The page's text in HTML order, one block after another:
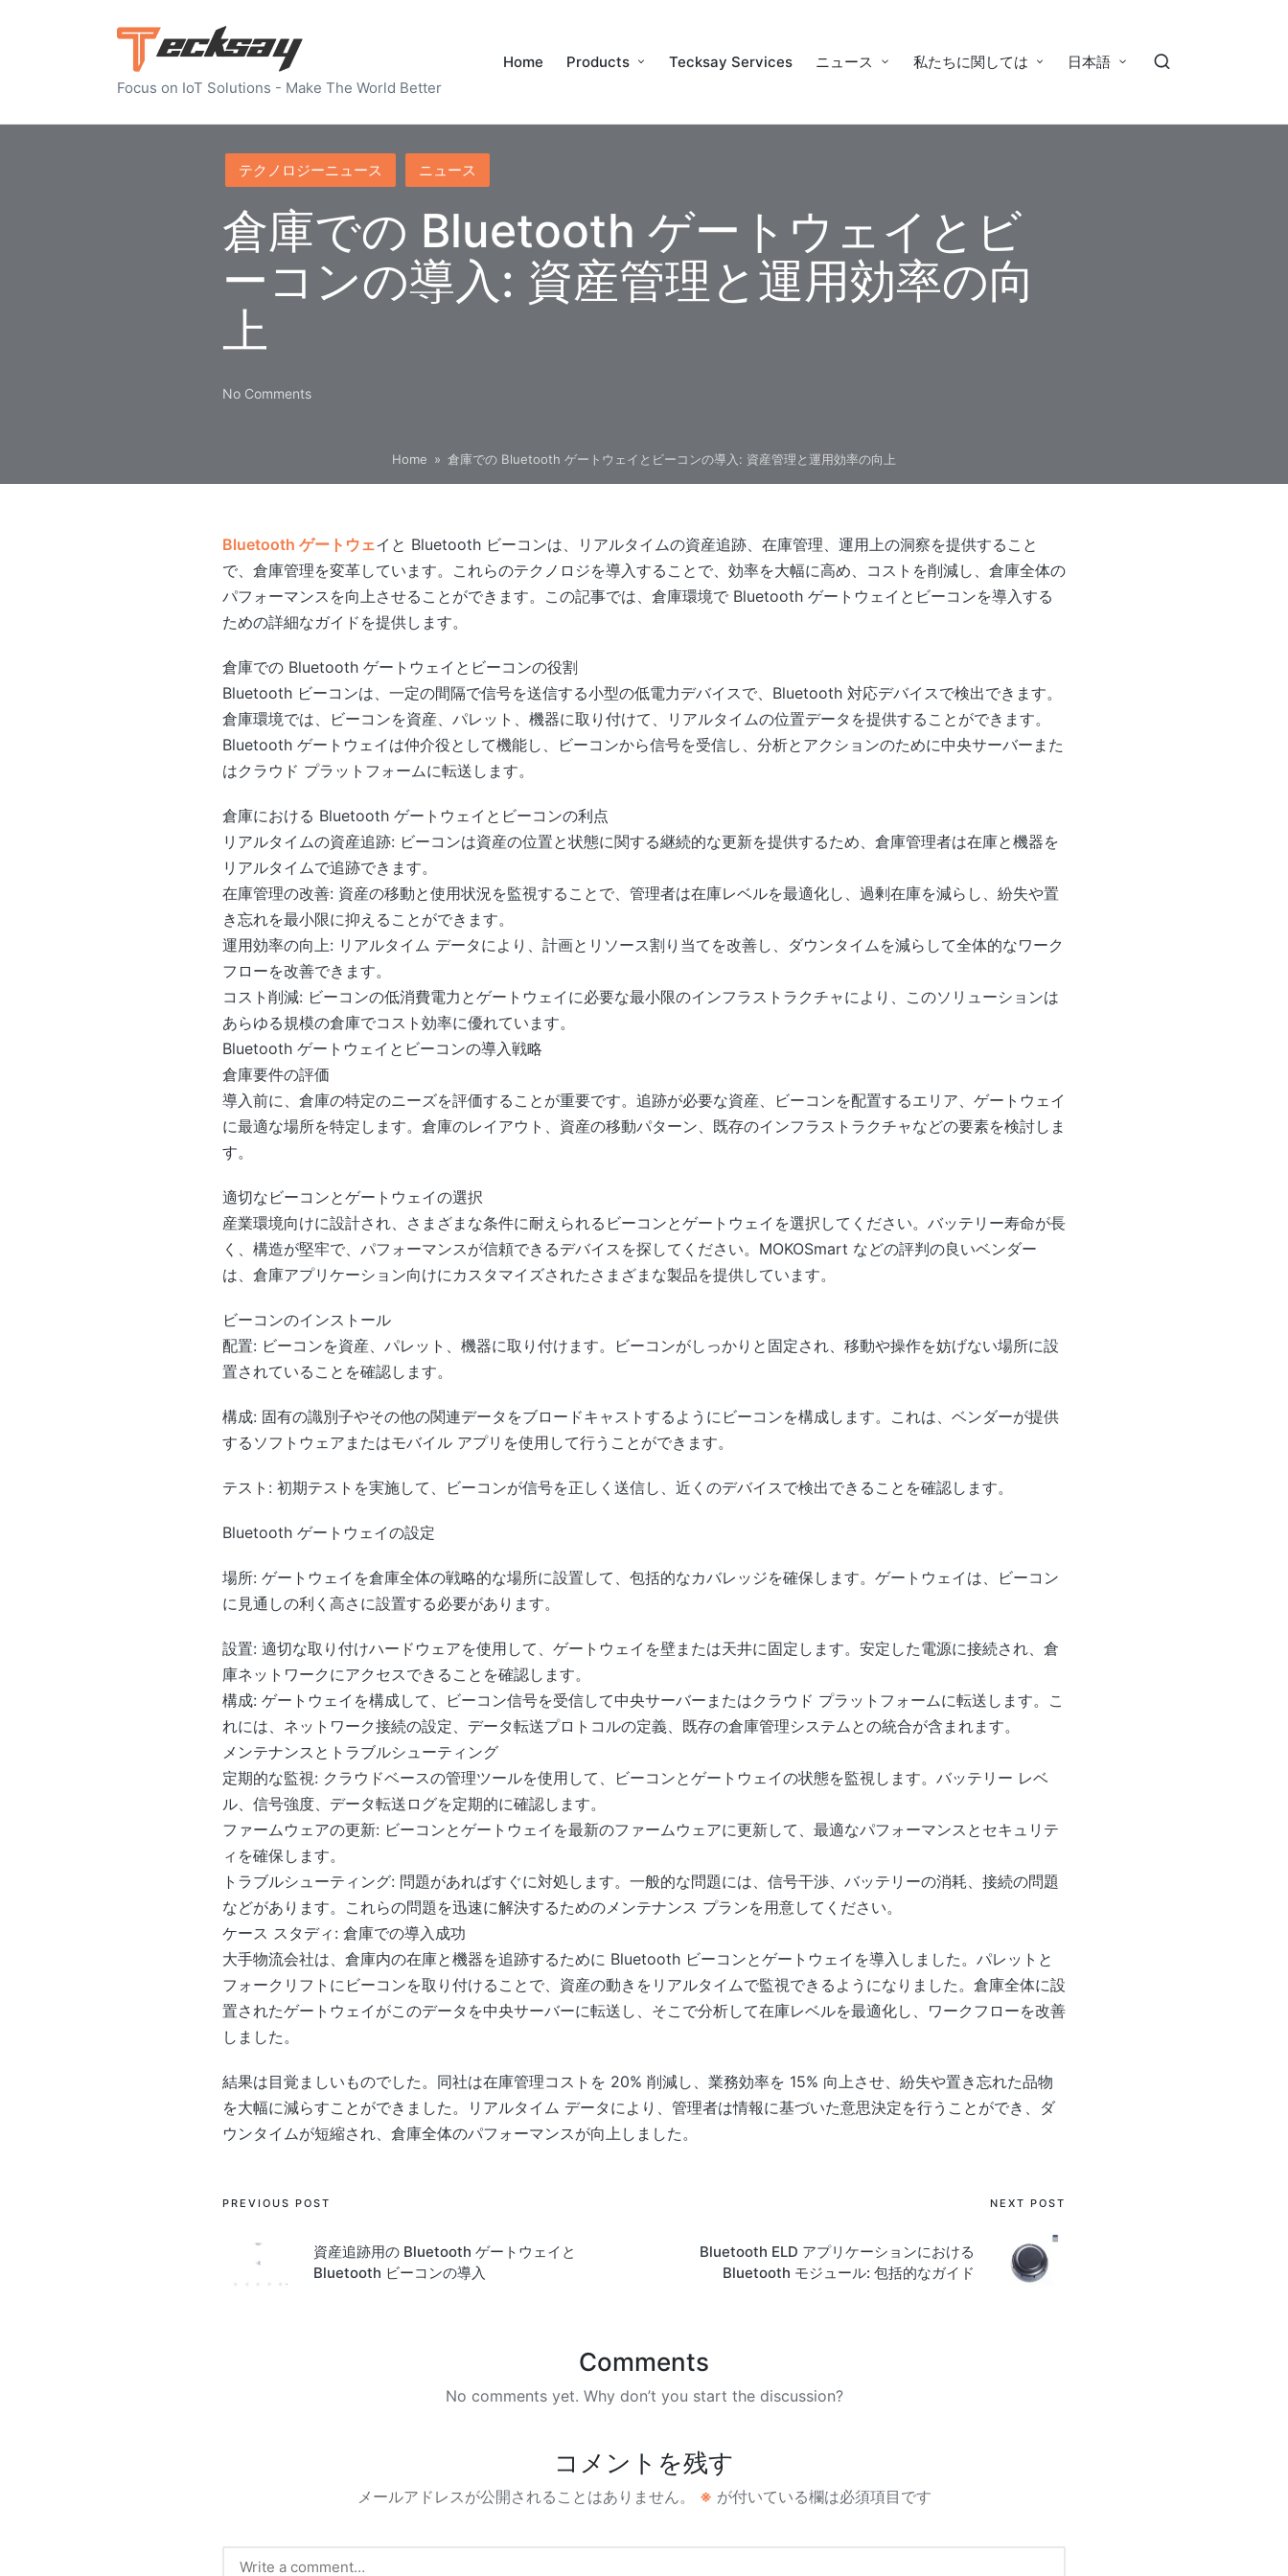
Focus on IoT Solutions - Make The World Better
Home Products Tecksay Services ニュース 私たちに関しては 日本語
Posted
in
テクノロジーニュース ニュース
倉庫での Bluetooth ゲートウェイとビ
ーコンの導入: 資産管理と運用効率の向
上
No Comments
Home » 倉庫での Bluetooth ゲートウェイとビーコンの導入: 資産管理と運用効率の向上
Bluetooth ゲートウェイと Bluetooth ビーコンは、リアルタイムの資産追跡、在庫管理、運用上の洞察を提供すること
で、倉庫管理を変革しています。これらのテクノロジを導入することで、効率を大幅に高め、コストを削減し、倉庫全体の
パフォーマンスを向上させることができます。この記事では、倉庫環境で Bluetooth ゲートウェイとビーコンを導入する
ための詳細なガイドを提供します。
倉庫での Bluetooth ゲートウェイとビーコンの役割
Bluetooth ビーコンは、一定の間隔で信号を送信する小型の低電力デバイスで、Bluetooth 対応デバイスで検出できます。
倉庫環境では、ビーコンを資産、パレット、機器に取り付けて、リアルタイムの位置データを提供することができます。
Bluetooth ゲートウェイは仲介役として機能し、ビーコンから信号を受信し、分析とアクションのために中央サーバーまた
はクラウド プラットフォームに転送します。
倉庫における Bluetooth ゲートウェイとビーコンの利点
リアルタイムの資産追跡: ビーコンは資産の位置と状態に関する継続的な更新を提供するため、倉庫管理者は在庫と機器を
リアルタイムで追跡できます。
在庫管理の改善: 資産の移動と使用状況を監視することで、管理者は在庫レベルを最適化し、過剰在庫を減らし、紛失や置
き忘れを最小限に抑えることができます。
運用効率の向上: リアルタイム データにより、計画とリソース割り当てを改善し、ダウンタイムを減らして全体的なワーク
フローを改善できます。
コスト削減: ビーコンの低消費電力とゲートウェイに必要な最小限のインフラストラクチャにより、このソリューションは
あらゆる規模の倉庫でコスト効率に優れています。
Bluetooth ゲートウェイとビーコンの導入戦略
倉庫要件の評価
導入前に、倉庫の特定のニーズを評価することが重要です。追跡が必要な資産、ビーコンを配置するエリア、ゲートウェイ
に最適な場所を特定します。倉庫のレイアウト、資産の移動パターン、既存のインフラストラクチャなどの要素を検討しま
す。
適切なビーコンとゲートウェイの選択
産業環境向けに設計され、さまざまな条件に耐えられるビーコンとゲートウェイを選択してください。バッテリー寿命が長
く、構造が堅牢で、パフォーマンスが信頼できるデバイスを探してください。MOKOSmart などの評判の良いベンダー
は、倉庫アプリケーション向けにカスタマイズされたさまざまな製品を提供しています。
ビーコンのインストール
配置: ビーコンを資産、パレット、機器に取り付けます。ビーコンがしっかりと固定され、移動や操作を妨げない場所に設
置されていることを確認します。
構成: 固有の識別子やその他の関連データをブロードキャストするようにビーコンを構成します。これは、ベンダーが提供
するソフトウェアまたはモバイル アプリを使用して行うことができます。
テスト: 初期テストを実施して、ビーコンが信号を正しく送信し、近​​くのデバイスで検出できることを確認します。
Bluetooth ゲートウェイの設定
場所: ゲートウェイを倉庫全体の戦略的な場所に設置して、包括的なカバレッジを確保します。ゲートウェイは、ビーコン
に見通しの利く高さに設置する必要があります。
設置: 適切な取り付けハードウェアを使用して、ゲートウェイを壁または天井に固定します。安定した電源に接続され、倉
庫ネットワークにアクセスできることを確認します。
構成: ゲートウェイを構成して、ビーコン信号を受信して​​中央サーバーまたはクラウド プラットフォームに転送します。こ
れには、ネットワーク接続の設定、データ転送プロトコルの定義、既存の倉庫管理システムとの統合が含まれます。
メンテナンスとトラブルシューティング
定期的な監視: クラウドベースの管理ツールを使用して、ビーコンとゲートウェイの状態を監視します。バッテリー レベ
ル、信号強度、データ転送ログを定期的に確認します。
ファームウェアの更新: ビーコンとゲートウェイを最新のファームウェアに更新して、最適なパフォーマンスとセキュリテ
ィを確保します。
トラブルシューティング: 問題があればすぐに対処します。一般的な問題には、信号干渉、バッテリーの消耗、接続の問題
などがあります。これらの問題を迅速に解決するためのメンテナンス プランを用意してください。
ケース スタディ: 倉庫での導入成功
大手物流会社は、倉庫内の在庫と機器を追跡するために Bluetooth ビーコンとゲートウェイを導入しました。パレットと
フォークリフトにビーコンを取り付けることで、資産の動きをリアルタイムで監視できるようになりました。倉庫全体に設
置されたゲートウェイがこのデータを中央サーバーに転送し、そこで分析して在庫レベルを最適化し、ワークフローを改善
しました。
結果は目覚ましいものでした。同社は在庫管理コストを 20% 削減し、業務効率を 15% 向上させ、紛失や置き忘れた品物
を大幅に減らすことができました。リアルタイム データにより、管理者は情報に基づいた意思決定を行うことができ、ダ
ウンタイムが短縮され、倉庫全体のパフォーマンスが向上しました。
Post
navigation
PREVIOUS POST
資産追跡用の Bluetooth ゲートウェイと
Bluetooth ビーコンの導入
NEXT POST
Bluetooth ELD アプリケーションにおける
Bluetooth モジュール: 包括的なガイド
Comments
No comments yet. Why don’t you start the discussion?
コメントを残す
メールアドレスが公開されることはありません。 ※ が付いている欄は必須項目です